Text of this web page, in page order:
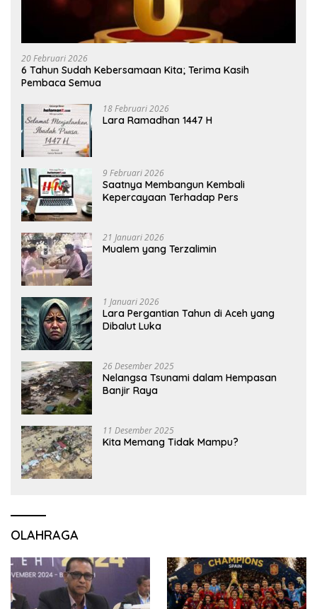
20 Februari 2026
6 Tahun Sudah Kebersamaan Kita; Terima Kasih
Pembaca Semua
18 Februari 2026
Lara Ramadhan 1447 H
9 Februari 2026
Saatnya Membangun Kembali
Kepercayaan Terhadap Pers
21 Januari 2026
Mualem yang Terzalimin
1 Januari 2026
Lara Pergantian Tahun di Aceh yang
Dibalut Luka
26 Desember 2025
Nelangsa Tsunami dalam Hempasan
Banjir Raya
11 Desember 2025
Kita Memang Tidak Mampu?
OLAHRAGA